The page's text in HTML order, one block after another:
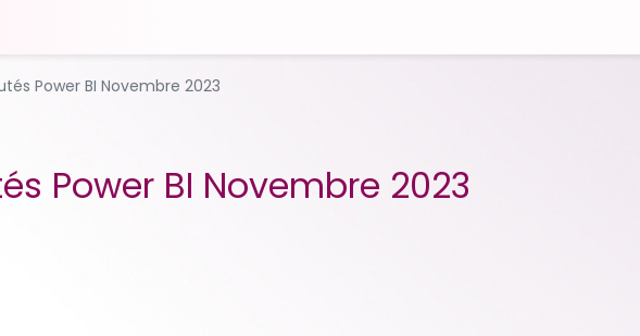
Power BI Novembre 2023
Power BI Novembre 2023